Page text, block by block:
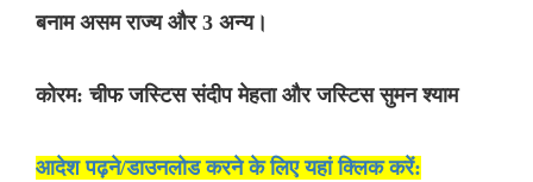
बनाम असम राज्य और 3 अन्य।
कोरम: चीफ जस्टिस संदीप मेहता और जस्टिस सुमन श्याम
आदेश पढ़ने/डाउनलोड करने के लिए यहां क्लिक करें: